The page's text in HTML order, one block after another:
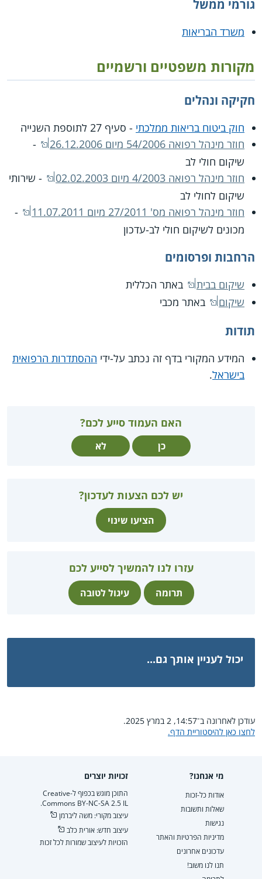
גורמי ממשל
משרד הבריאות
מקורות משפטיים ורשמיים
חקיקה ונהלים
חוק ביטוח בריאות ממלכתי - סעיף 27 לתוספת השנייה
חוזר מינהל רפואה 54/2006 מיום 26.12.2006
-
שיקום חולי לב
חוזר מינהל רפואה 4/2003 מיום 02.02.2003
- שירותי
שיקום לחולי לב
חוזר מינהל רפואה מס' 27/2011 מיום 11.07.2011
-
מכונים לשיקום חולי לב-עדכון
הרחבות ופרסומים
שיקום בבית
באתר הכללית
שיקום
באתר מכבי
תודות
המידע המקורי בדף זה נכתב על-ידי ההסתדרות הרפואית
בישראל.
האם העמוד סייע לכם?
כן לא
יש לכם הצעות לעדכון?
הציעו שינוי
עזרו לנו להמשיך לסייע לכם
תרומה עיגול לטובה
יכול לעניין אותך גם...
עודכן לאחרונה ב־14:57, 2 במרץ 2025.
לחצו כאן להיסטוריית הדף.
מי אנחנו?
אודות כל-זכות
שאלות ותשובות
נגישות
מדיניות הפרטיות והאתר
עדכונים אחרונים
תנו לנו משוב!
זכויות יוצרים
התוכן מוגש בכפוף ל-Creative
Commons BY-NC-SA 2.5 IL.
עיצוב מקורי: משה ליברמן
עיצוב חדש: אורית כלב
הזכויות לעיצוב שמורות לכל זכות